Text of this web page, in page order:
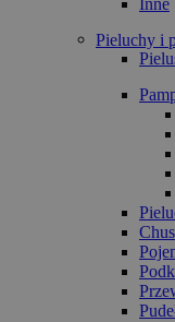
Pieluchy i